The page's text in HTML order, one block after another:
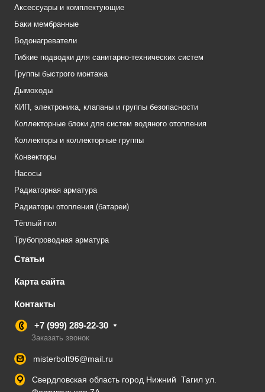
Аксессуары и комплектующие
Баки мембранные
Водонагреватели
Гибкие подводки для санитарно-технических систем
Группы быстрого монтажа
Дымоходы
КИП, электроника, клапаны и группы безопасности
Коллекторные блоки для систем водяного отопления
Коллекторы и коллекторные группы
Конвекторы
Насосы
Радиаторная арматура
Радиаторы отопления (батареи)
Тёплый пол
Трубопроводная арматура
Статьи
Карта сайта
Контакты
+7 (999) 289-22-30
Заказать звонок
misterbolt96@mail.ru
Свердловская область город Нижний Тагил ул.